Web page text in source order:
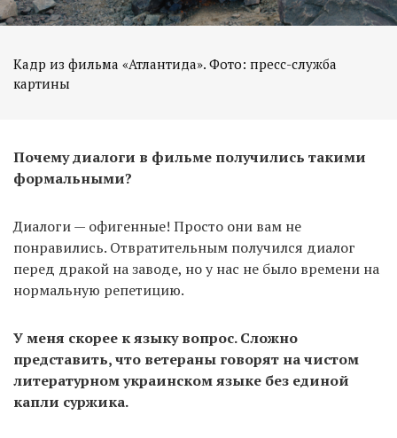
Кадр из фильма «Атлантида». Фото: пресс-служба
картины
Почему диалоги в фильме получились такими
формальными?
Диалоги — офигенные! Просто они вам не
понравились. Отвратительным получился диалог
перед дракой на заводе, но у нас не было времени на
нормальную репетицию.
У меня скорее к языку вопрос. Сложно
представить, что ветераны говорят на чистом
литературном украинском языке без единой
капли суржика.